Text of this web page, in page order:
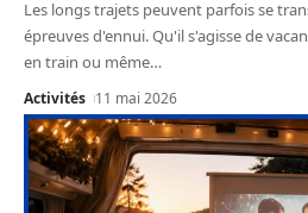
Les longs trajets peuvent parfois se
épreuves d'ennui. Qu'il s'agisse de
en train ou même…
Activités 11 mai 2026